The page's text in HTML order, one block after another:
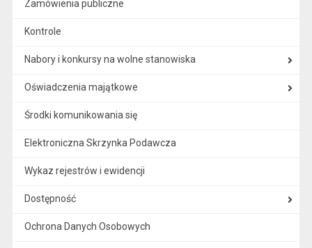
Zamówienia publiczne
Kontrole
Nabory i konkursy na wolne stanowiska
Oświadczenia majątkowe
Środki komunikowania się
Elektroniczna Skrzynka Podawcza
Wykaz rejestrów i ewidencji
Dostępność
Ochrona Danych Osobowych